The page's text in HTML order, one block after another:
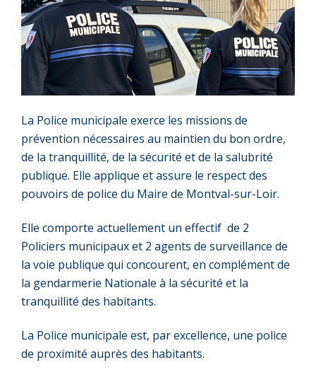
La Police municipale exerce les missions de
prévention nécessaires au maintien du bon ordre,
de la tranquillité, de la sécurité et de la salubrité
publique. Elle applique et assure le respect des
pouvoirs de police du Maire de Montval-sur-Loir.
Elle comporte actuellement un effectif de 2
Policiers municipaux et 2 agents de surveillance de
la voie publique qui concourent, en complément de
la gendarmerie Nationale à la sécurité et la
tranquillité des habitants.
La Police municipale est, par excellence, une police
de proximité auprès des habitants.